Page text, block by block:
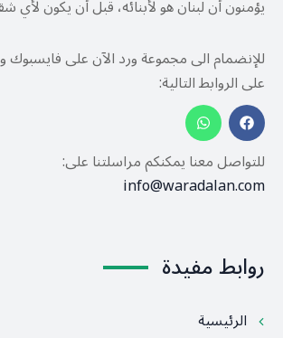
يؤمنون أن لبنان هو لأبنائه، قبل أن يكون
للإنضمام الى مجموعة ورد الآن على
على الروابط التالية:
للتواصل معنا يمكنكم مراسلتنا على:
info@waradalan.com
روابط مفيدة
الرئيسية